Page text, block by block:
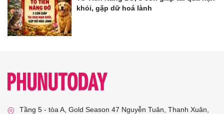
khỏi, gặp dữ hoá lành
Tầng 5 - tòa A, Gold Season 47 Nguyễn Tuân, Thanh Xuân,